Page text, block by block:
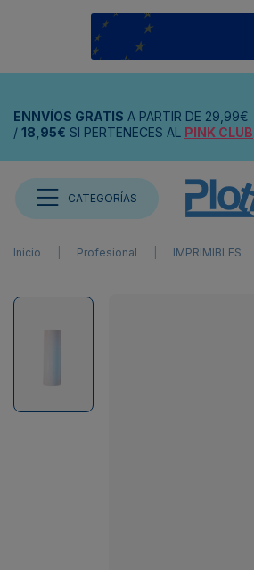
ENNVÍOS GRATIS A PARTIR DE 29,99€
/ 18,95€ SI PERTENECES AL PINK CLUB
CATEGORÍAS
Inicio Profesional IMPRIMIBLES